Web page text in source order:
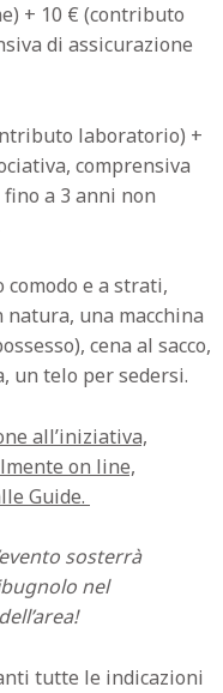
+ 10 € (contributo
di assicurazione
laboratorio) +
comprensiva
a 3 anni non
e a strati,
natura, una macchina
cena al sacco,
un telo per sedersi.
all’iniziativa,
on line,
Guide.
sosterrà
nel
tutte le indicazioni